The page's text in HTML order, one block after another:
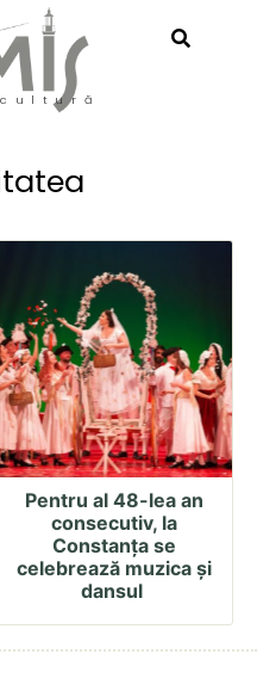
Pentru al 48-lea an
consecutiv, la
Constanța se
celebrează muzica și
dansul